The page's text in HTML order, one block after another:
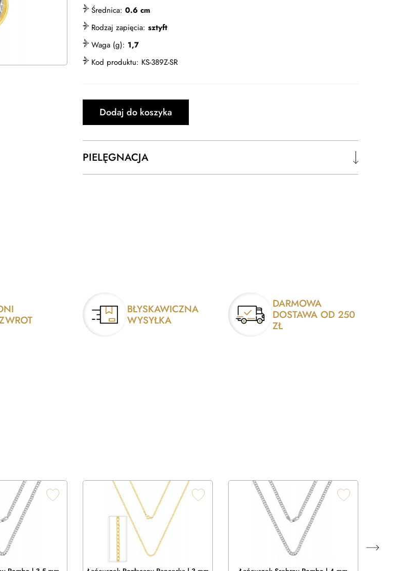
Średnica: 0.6 cm
Rodzaj zapięcia: sztyft
Waga (g): 1,7
Kod produktu: KS-389Z-SR
Dodaj do koszyka
PIELĘGNACJA
BŁYSKAWICZNA
WYSYŁKA
DARMOWA
DOSTAWA OD 250
ZŁ